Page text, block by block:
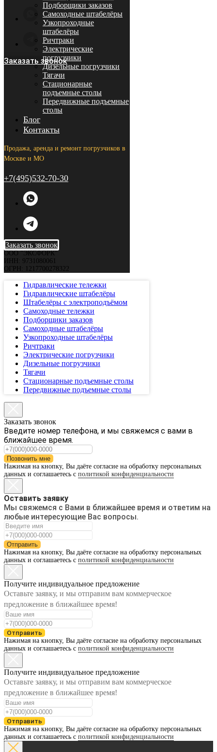
Заказать звонок
Подборщики заказов
Самоходные штабелёры
Узкопроходные
штабелёры
Ричтраки
Электрические
погрузчики
Дизельные погрузчики
Тягачи
Стационарные
подъемные столы
Передвижные подъемные
столы
Блог
Контакты
Продажа, аренда и ремонт погрузчиков в
Москве и МО
+7(495)532-70-30
Заказать звонок
ООО "ЭКСФОРК"
ИНН: 9731080061
ОГРН: 1217700278322
Гидравлические тележки
Гидравлические штабелёры
Штабелёры с электроподъёмом
Самоходные тележки
Подборщики заказов
Самоходные штабелёры
Узкопроходные штабелёры
Ричтраки
Электрические погрузчики
Дизельные погрузчики
Тягачи
Стационарные подъемные столы
Передвижные подъемные столы
Заказать звонок
Введите номер телефона, и мы свяжемся с вами в
ближайшее время.
Позвонить мне
Нажимая на кнопку, Вы даёте согласие на обработку персональных
данных и соглашаетесь с политикой конфиденциальности
Оставить заявку
Мы свяжемся с Вами в ближайшее время и ответим на
любые интересующие Вас вопросы.
Отправить
Нажимая на кнопку, Вы даёте согласие на обработку персональных
данных и соглашаетесь с политикой конфиденциальности
Получите индивидуальное предложение
Оставьте заявку, и мы отправим вам коммерческое
предложение в ближайшее время!
Отправить
Нажимая на кнопку, Вы даёте согласие на обработку персональных
данных и соглашаетесь с политикой конфиденциальности
Получите индивидуальное предложение
Оставьте заявку, и мы отправим вам коммерческое
предложение в ближайшее время!
Отправить
Нажимая на кнопку, Вы даёте согласие на обработку персональных
данных и соглашаетесь с политикой конфиденциальности